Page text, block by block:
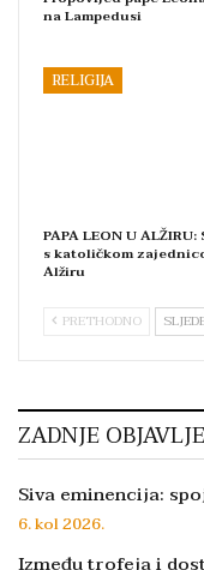
na Lampedusi
RELIGIJA
PAPA LEON U
s katoličkom
Alžiru
PRETHODNO
ZADNJE
Siva eminencija:
6. kol 2026.